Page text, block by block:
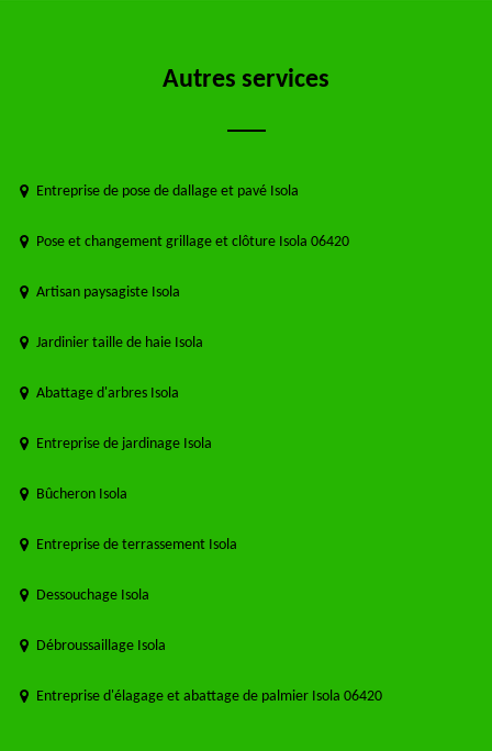
Autres services
Entreprise de pose de dallage et pavé Isola
Pose et changement grillage et clôture Isola 06420
Artisan paysagiste Isola
Jardinier taille de haie Isola
Abattage d'arbres Isola
Entreprise de jardinage Isola
Bûcheron Isola
Entreprise de terrassement Isola
Dessouchage Isola
Débroussaillage Isola
Entreprise d'élagage et abattage de palmier Isola 06420